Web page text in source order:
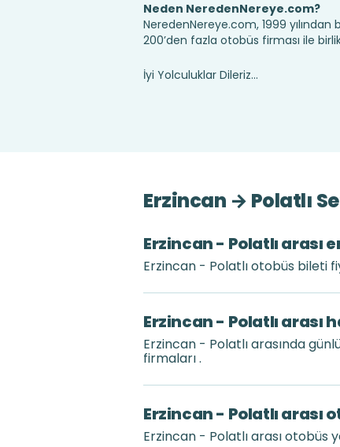
Neden NeredenNereye.com?
NeredenNereye.com, 1999
200’den fazla otobüs firması ile
İyi Yolculuklar Dileriz...
Erzincan → Polatlı
Erzincan - Polatlı arası
Erzincan - Polatlı otobüs bileti
Erzincan - Polatlı
Erzincan - Polatlı arasında
firmaları .
Erzincan - Polatlı arası
Erzincan - Polatlı arası